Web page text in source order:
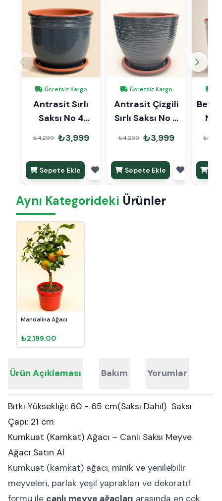
Ücretsiz Kargo
Antrasit Sırlı
Saksı No 4
Ø27cm
₺4,299 ₺3,999
Sepete Ekle
Ücretsiz Kargo
Antrasit Çizgili
Sırlı Saksı No 4
Ø27cm
₺4,299 ₺3,999
Sepete Ekle
Aynı Kategorideki Ürünler
Mandalina Ağacı
₺2,199.00
Ürün Açıklaması Bakım Yorumlar
Bitki Yüksekliği: 60 - 65 cm(Saksı Dahil) Saksı
Çapı: 21 cm
Kumkuat (Kamkat) Ağacı – Canlı Saksı Meyve
Ağacı Satın Al
Kumkuat (kamkat) ağacı, minik ve yenilebilir
meyveleri, parlak yeşil yaprakları ve dekoratif
formu ile canlı meyve ağaçları arasında en çok